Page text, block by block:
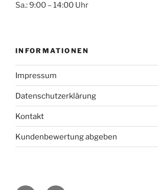
Sa.: 9:00 – 14:00 Uhr
INFORMATIONEN
Impressum
Datenschutzerklärung
Kontakt
Kundenbewertung abgeben